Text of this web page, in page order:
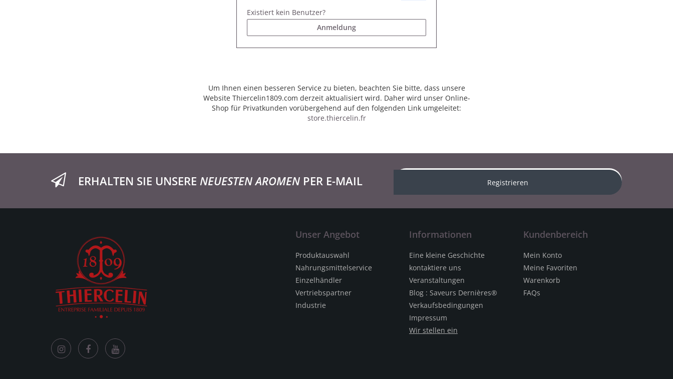
Existiert kein Benutzer?
Anmeldung
Um Ihnen einen besseren Service zu bieten, beachten Sie bitte, dass unsere
Website Thiercelin1809.com derzeit aktualisiert wird. Daher wird unser Online-
Shop für Privatkunden vorübergehend auf den folgenden Link umgeleitet:
store.thiercelin.fr
ERHALTEN SIE UNSERE NEUESTEN AROMEN PER E-MAIL Registrieren
Unser Angebot
Produktauswahl
Nahrungsmittelservice
Einzelhändler
Vertriebspartner
Industrie
Informationen
Eine kleine Geschichte
kontaktiere uns
Veranstaltungen
Blog : Saveurs Dernières®
Verkaufsbedingungen
Impressum
Wir stellen ein
Kundenbereich
Mein Konto
Meine Favoriten
Warenkorb
FAQs